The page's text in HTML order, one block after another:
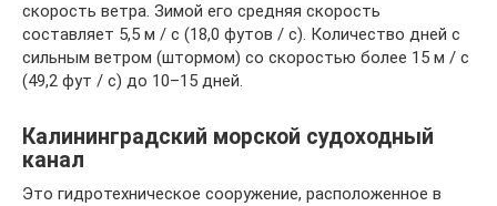
скорость ветра. Зимой его средняя скорость
составляет 5,5 м / с (18,0 футов / с). Количество дней с
сильным ветром (штормом) со скоростью более 15 м / с
(49,2 фут / с) до 10–15 дней.
Калининградский морской судоходный
канал
Это гидротехническое сооружение, расположенное в